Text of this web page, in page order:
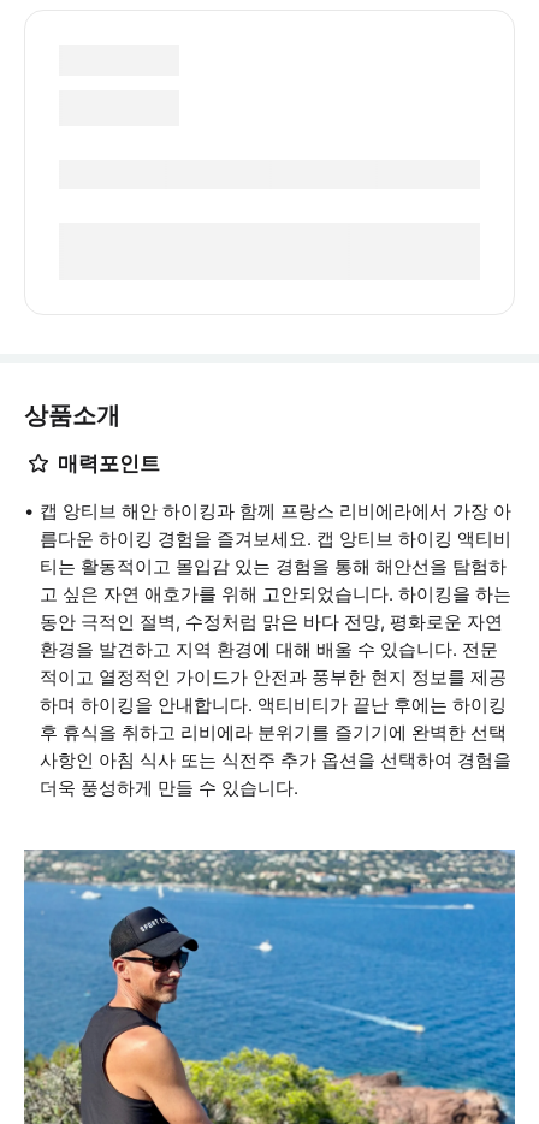
상품소개
매력포인트
캡 앙티브 해안 하이킹과 함께 프랑스 리비에라에서 가장 아
름다운 하이킹 경험을 즐겨보세요. 캡 앙티브 하이킹 액티비
티는 활동적이고 몰입감 있는 경험을 통해 해안선을 탐험하
고 싶은 자연 애호가를 위해 고안되었습니다. 하이킹을 하는
동안 극적인 절벽, 수정처럼 맑은 바다 전망, 평화로운 자연
환경을 발견하고 지역 환경에 대해 배울 수 있습니다. 전문
적이고 열정적인 가이드가 안전과 풍부한 현지 정보를 제공
하며 하이킹을 안내합니다. 액티비티가 끝난 후에는 하이킹
후 휴식을 취하고 리비에라 분위기를 즐기기에 완벽한 선택
사항인 아침 식사 또는 식전주 추가 옵션을 선택하여 경험을
더욱 풍성하게 만들 수 있습니다.